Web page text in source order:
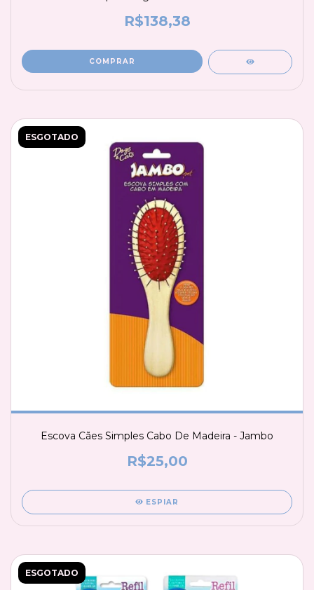
R$138,38
ESGOTADO
Escova Cães Simples Cabo De Madeira - Jambo
R$25,00
ESPIAR
ESGOTADO